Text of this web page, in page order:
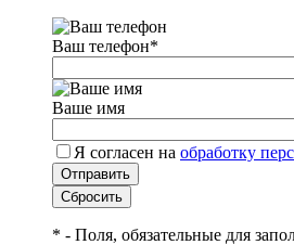
Ваш телефон*
Ваше имя
Я согласен на обработку
* - Поля, обязательные для